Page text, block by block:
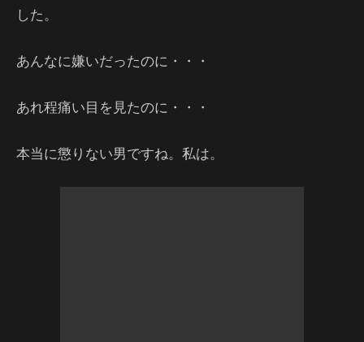
した。
あんなに嫌いだったのに・・・
あれ程痛い目を見たのに・・・
本当に懲りない男ですね。私は。